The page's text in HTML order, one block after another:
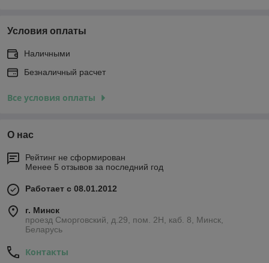
Условия оплаты
Наличными
Безналичный расчет
Все условия оплаты
О нас
Рейтинг не сформирован
Менее 5 отзывов за последний год
Работает с 08.01.2012
г. Минск
проезд Сморговский, д.29, пом. 2Н, каб. 8, Минск,
Беларусь
Контакты